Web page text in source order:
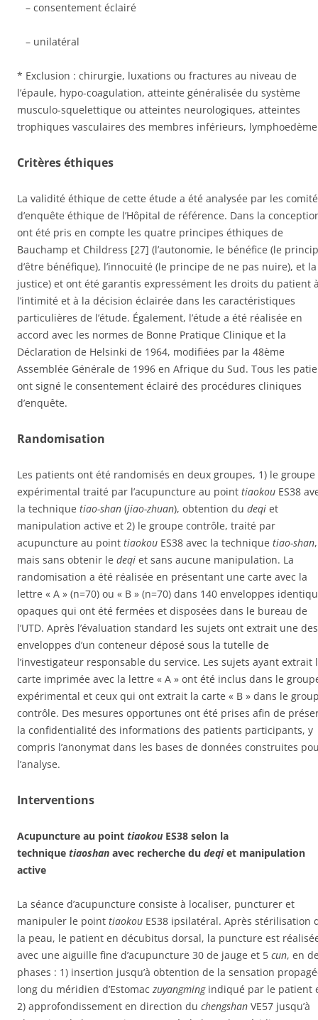
– consentement éclairé
– unilatéral
* Exclusion : chirurgie, luxations ou fractures au niveau de
l’épaule, hypo-coagulation, atteinte généralisée du système
musculo-squelettique ou atteintes neurologiques, atteintes
trophiques vasculaires des membres inférieurs, lymphoedème
Critères éthiques
La validité éthique de cette étude a été analysée par les
d’enquête éthique de l’Hôpital de référence. Dans la
ont été pris en compte les quatre principes éthiques de
Bauchamp et Childress [27] (l’autonomie, le bénéfice (le
d’être bénéfique), l’innocuité (le principe de ne pas nuire), et la
justice) et ont été garantis expressément les droits du patient
l’intimité et à la décision éclairée dans les caractéristiques
particulières de l’étude. Également, l’étude a été réalisée en
accord avec les normes de Bonne Pratique Clinique et la
Déclaration de Helsinki de 1964, modifiées par la 48ème
Assemblée Générale de 1996 en Afrique du Sud. Tous les
ont signé le consentement éclairé des procédures cliniques
d’enquête.
Randomisation
Les patients ont été randomisés en deux groupes, 1) le groupe
expérimental traité par l’acupuncture au point tiaokou ES38
la technique tiao-shan (jiao-zhuan), obtention du deqi et
manipulation active et 2) le groupe contrôle, traité par
acupuncture au point tiaokou ES38 avec la technique tiao-shan,
mais sans obtenir le deqi et sans aucune manipulation. La
randomisation a été réalisée en présentant une carte avec la
lettre « A » (n=70) ou « B » (n=70) dans 140 enveloppes
opaques qui ont été fermées et disposées dans le bureau de
l’UTD. Après l’évaluation standard les sujets ont extrait une des
enveloppes d’un conteneur déposé sous la tutelle de
l’investigateur responsable du service. Les sujets ayant extrait
carte imprimée avec la lettre « A » ont été inclus dans le
expérimental et ceux qui ont extrait la carte « B » dans le
contrôle. Des mesures opportunes ont été prises afin de
la confidentialité des informations des patients participants, y
compris l’anonymat dans les bases de données construites
l’analyse.
Interventions
Acupuncture au point tiaokou ES38 selon la
technique tiaoshan avec recherche du deqiet manipulation
active
La séance d’acupuncture consiste à localiser, puncturer et
manipuler le point tiaokou ES38 ipsilatéral. Après stérilisation
la peau, le patient en décubitus dorsal, la puncture est
avec une aiguille fine d’acupuncture 30 de jauge et 5 cun, en
phases : 1) insertion jusqu’à obtention de la sensation
long du méridien d’Estomac zuyangmingindiqué par le patient
2) approfondissement en direction du chengshan VE57 jusqu’à